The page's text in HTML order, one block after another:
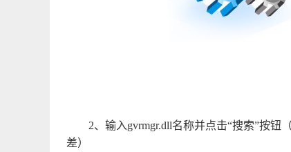
2、输入gvrmgr.dll名称并点击“搜索”按
差）